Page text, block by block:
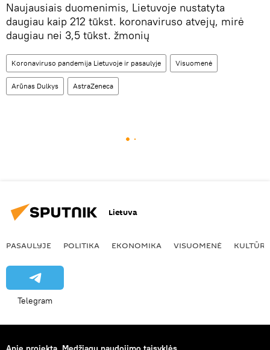
Naujausiais duomenimis, Lietuvoje nustatyta
daugiau kaip 212 tūkst. koronaviruso atvejų, mirė
daugiau nei 3,5 tūkst. žmonių
Koronaviruso pandemija Lietuvoje ir pasaulyje Visuomenė
Arūnas Dulkys AstraZeneca
Lietuva
PASAULYJE POLITIKA EKONOMIKA VISUOMENĖ KULTŪRA
Telegram